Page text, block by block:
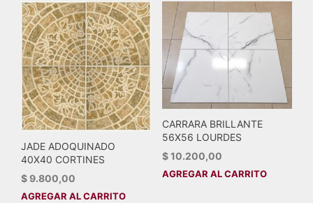
JADE ADOQUINADO
40X40 CORTINES
$9.800,00
AGREGAR AL CARRITO
CARRARA BRILLANTE
56X56 LOURDES
$10.200,00
AGREGAR AL CARRITO